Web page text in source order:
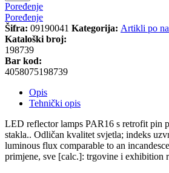
Poređenje
Poređenje
Šifra: 09190041 Kategorija: Artikli po
Kataloški broj:
198739
Bar kod:
4058075198739
Opis
Tehnički opis
LED reflector lamps PAR16 s retrofit pin
stakla.. Odličan kvalitet svjetla; indeks
luminous flux comparable to an
primjene, sve [calc.]: trgovine i exhibition